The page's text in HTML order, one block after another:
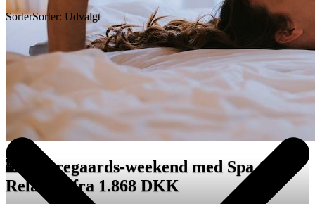
🏰 Herregaards-weekend med Spa &
Relax 🏰 fra 1.868 DKK
SorterSorter: Udvalgt